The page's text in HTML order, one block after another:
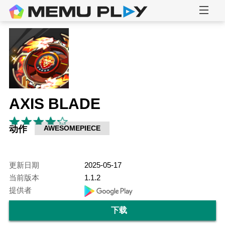
AXIS BLADE
动作 AWESOMEPIECE
更新日期
2025-05-17
当前版本
1.1.2
提供者
下载